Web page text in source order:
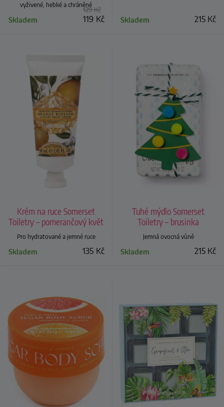
vyživené, hebké a chráněné
129Kč
119 Kč
Skladem 215 Kč
Skladem
Krém na ruce Somerset
Toiletry – pomerančový květ
Pro hydratované a jemné ruce
135 Kč
Skladem
Tuhé mýdlo Somerset
Toiletry – brusinka
Jemná ovocná vůně
215 Kč
Skladem